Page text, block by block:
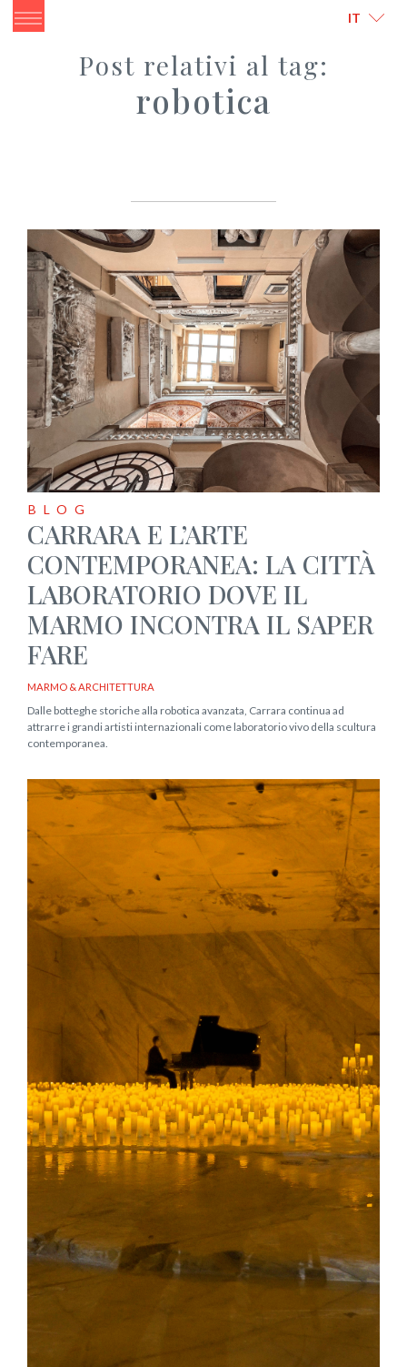
IT
Post relativi al tag:
robotica
BLOG
CARRARA E L’ARTE
CONTEMPORANEA: LA CITTÀ
LABORATORIO DOVE IL
MARMO INCONTRA IL SAPER
FARE
MARMO & ARCHITETTURA
Dalle botteghe storiche alla robotica avanzata, Carrara continua ad
attrarre i grandi artisti internazionali come laboratorio vivo della scultura
contemporanea.